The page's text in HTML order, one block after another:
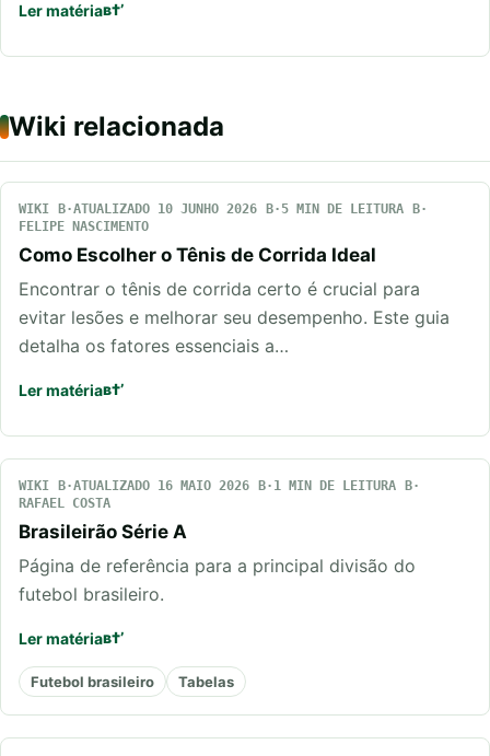
Ler matéria
Wiki relacionada
WIKI ATUALIZADO 10 JUNHO 2026
5 MIN DE LEITURA
FELIPE NASCIMENTO
Como Escolher o Tênis de Corrida Ideal
Encontrar o tênis de corrida certo é crucial para
evitar lesões e melhorar seu desempenho. Este guia
detalha os fatores essenciais a…
Ler matéria
WIKI ATUALIZADO 16 MAIO 2026
1 MIN DE LEITURA
RAFAEL COSTA
Brasileirão Série A
Página de referência para a principal divisão do
futebol brasileiro.
Ler matéria
Futebol brasileiro Tabelas